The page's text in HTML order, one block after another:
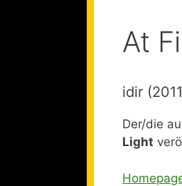
At
idir (2011
Der/die
Light